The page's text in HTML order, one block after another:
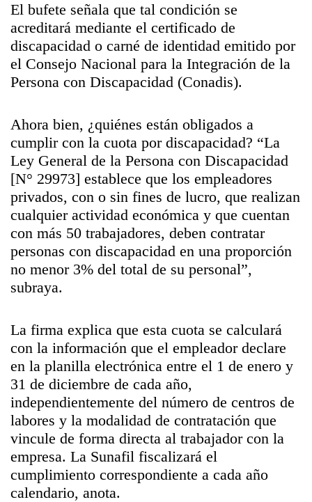
El bufete señala que tal condición se
acreditará mediante el certificado de
discapacidad o carné de identidad emitido por
el Consejo Nacional para la Integración de la
Persona con Discapacidad (Conadis).
Ahora bien, ¿quiénes están obligados a
cumplir con la cuota por discapacidad? “La
Ley General de la Persona con Discapacidad
[N° 29973] establece que los empleadores
privados, con o sin fines de lucro, que realizan
cualquier actividad económica y que cuentan
con más 50 trabajadores, deben contratar
personas con discapacidad en una proporción
no menor 3% del total de su personal”,
subraya.
La firma explica que esta cuota se calculará
con la información que el empleador declare
en la planilla electrónica entre el 1 de enero y
31 de diciembre de cada año,
independientemente del número de centros de
labores y la modalidad de contratación que
vincule de forma directa al trabajador con la
empresa. La Sunafil fiscalizará el
cumplimiento correspondiente a cada año
calendario, anota.